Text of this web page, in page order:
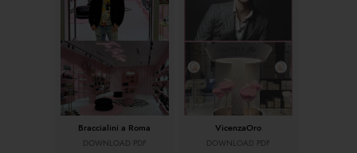
Braccialini a Roma
DOWNLOAD PDF
VicenzaOro
DOWNLOAD PDF